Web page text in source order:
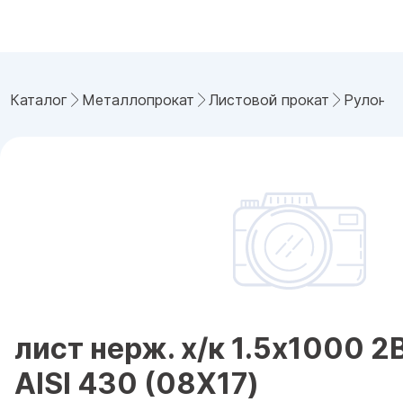
Каталог Металлопрокат Листовой прокат
лист нерж. х/к 1.5х1000
AISI 430 (08Х17)